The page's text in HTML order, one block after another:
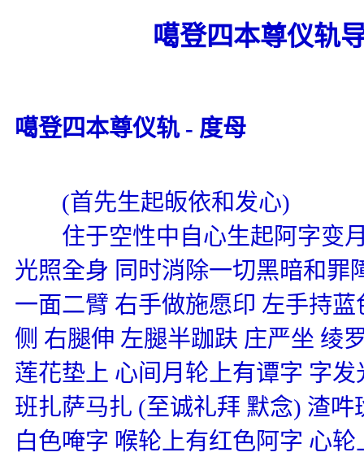
噶登四本尊仪轨
噶登四本尊仪轨- 度母
(首先生起皈依和发心)
住于空性中自心生起阿字变月
光照全身 同时消除一切黑暗和罪
一面二臂 右手做施愿印 左手持
侧 右腿伸 左腿半跏趺 庄严坐 绫
莲花垫上 心间月轮上有谭字 字
班扎萨马扎 (至诚礼拜 默念) 渣吽
白色唵字 喉轮上有红色阿字 心